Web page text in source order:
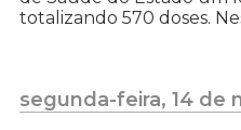
totalizando 570 doses.
segunda-feira, 14 de